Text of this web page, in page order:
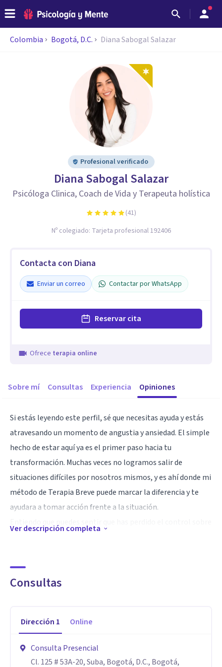
Colombia Bogotá, D.C. Diana Sabogal Salazar
Profesional verificado
Diana Sabogal Salazar
Psicóloga Clinica, Coach de Vida y Terapeuta holística
(41)
Nº colegiado: Tarjeta profesional 192406
Contacta con Diana
Enviar un correo Contactar por WhatsApp
Reservar cita
Ofrece terapia online
Sobre mí Consultas Experiencia Opiniones
Si estás leyendo este perfil, sé que necesitas ayuda y estás
atravesando un momento de angustia y ansiedad. El simple
hecho de estar aquí ya es el primer paso hacia tu
transformación. Muchas veces no logramos salir de
situaciones difíciles por nosotros mismos, y es ahí donde mi
método de Terapia Breve puede marcar la diferencia y te
ayudara a tomar acción frente a la situación.
compromiso. Juntos encontraremos las respuestas y el
camino para que puedas recuperar la paz interior que tanto
diseñadas para reemplazar el apego, la tristeza, la
tranquilidad. Te acompañaré en un proceso de
Ver descripción completa
Consultas
Dirección 1 Online
Consulta Presencial
Cl. 125 # 53A-20, Suba, Bogotá, D.C., Bogotá,